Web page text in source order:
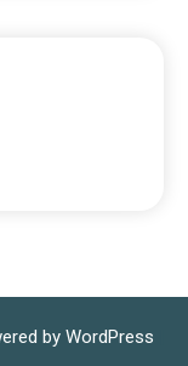
by WordPress